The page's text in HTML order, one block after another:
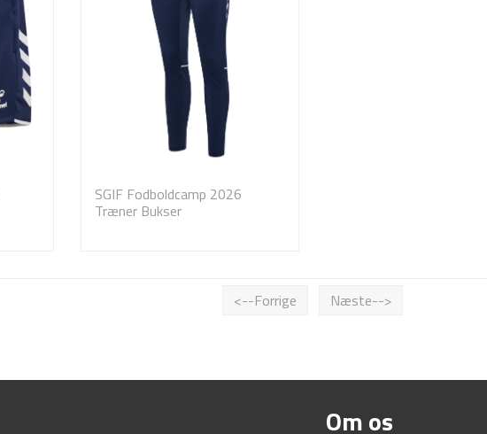
SGIF Fodboldcamp 2026
Træner Bukser
<--Forrige
Næste-->
Om os